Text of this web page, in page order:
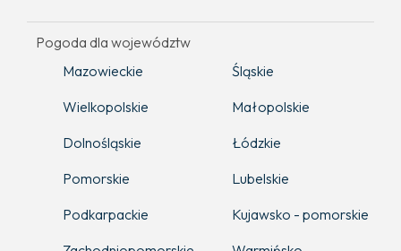
Pogoda dla województw
Mazowieckie
Śląskie
Wielkopolskie
Małopolskie
Dolnośląskie
Łódzkie
Pomorskie
Lubelskie
Podkarpackie
Kujawsko - pomorskie